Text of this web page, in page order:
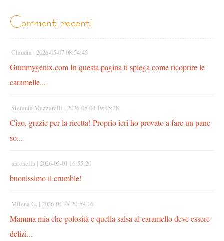
commenti recenti
Claudia | 2026-05-07 08:54:45
Gummygenix.com In questa pagina ti spiega come ricoprire le
caramelle...
Stefania Mazzarelli | 2026-05-04 19:45:28
Ciao, grazie per la ricetta! Proprio ieri ho provato a fare un pane
so...
antonella | 2026-05-01 16:55:20
buonissimo il crumble!
Milena G. | 2026-04-27 20:59:16
Mamma mia che golosità e quella salsa al caramello deve essere
delizi...